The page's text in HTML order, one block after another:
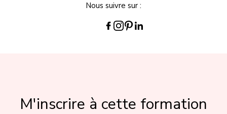
Nous suivre sur :
M'inscrire à cette formation